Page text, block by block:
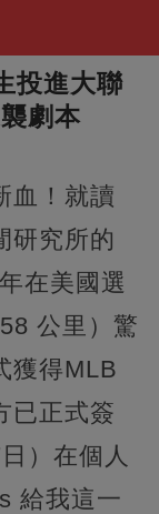
投進大聯
劇本
血！就讀
研究所的
在美國選
公里）驚
獲得MLB
已正式簽
）在個人
給我這一